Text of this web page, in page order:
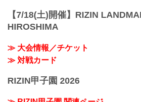
【7/18(土)開催】RIZIN
HIROSHIMA
≫ 大会情報／チケット
≫ 対戦カード
RIZIN甲子園 2026